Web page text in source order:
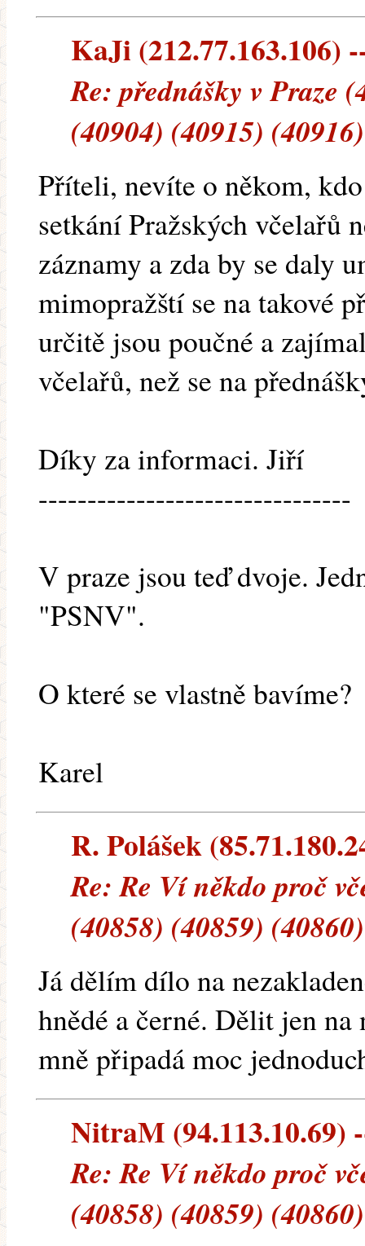
KaJi (212.77.163.106)
Re: přednášky v Praze
(40904) (40915) (40916)
Příteli, nevíte o někom,
setkání Pražských včelařů
záznamy a zda by se daly
mimopražští se na takové
určitě jsou poučné a
včelařů, než se na
Díky za informaci. Jiří
--------------------------------
V praze jsou teď dvoje.
"PSNV".
O které se vlastně bavíme?
Karel
R. Polášek
Re: Re Ví někdo proč
(40858) (40859)
Já dělím dílo na
hnědé a černé. Dělit jen
mně připadá moc
NitraM (94.113.10.69)
Re: Re Ví někdo proč
(40858) (40859)